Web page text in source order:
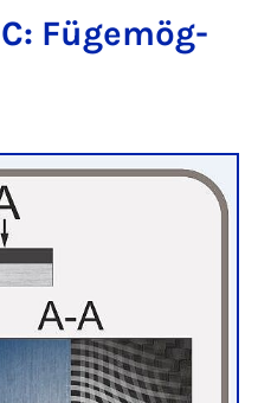
Fü­gemög­